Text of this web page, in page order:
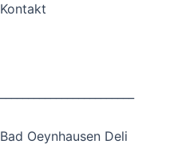
Kontakt
Bad Oeynhausen Deli